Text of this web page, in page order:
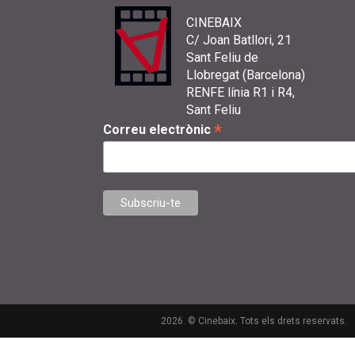
CINEBAIX
C/ Joan Batllori, 21
Sant Feliu de
Llobregat (Barcelona)
RENFE línia R1 i R4,
Sant Feliu
Correu electrònic *
2026. © Cinebaix. Tots els drets reservats.